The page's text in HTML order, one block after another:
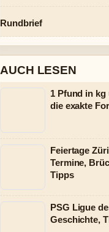
Rundbrief
AUCH LESEN
1 Pfund in kg
die exakte
Feiertage
Termine,
Tipps
PSG Ligue
Geschichte,